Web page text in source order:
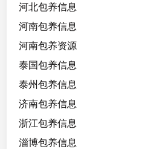
河北包养信息
河南包养信息
河南包养资源
泰国包养信息
泰州包养信息
济南包养信息
浙江包养信息
淄博包养信息